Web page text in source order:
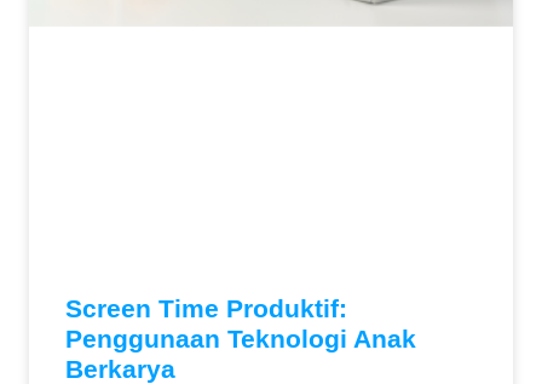
Screen Time Produktif:
Penggunaan Teknologi Anak
Berkarya